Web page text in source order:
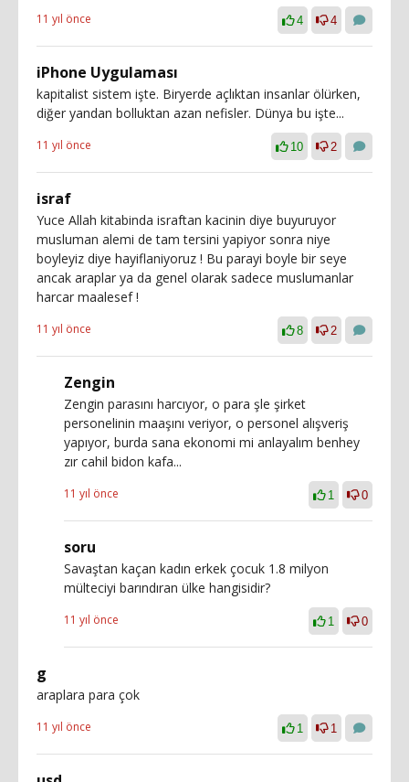
11 yıl önce 4 4
iPhone Uygulaması
kapitalist sistem işte. Biryerde açlıktan insanlar ölürken,
diğer yandan bolluktan azan nefisler. Dünya bu işte...
11 yıl önce 10 2
israf
Yuce Allah kitabinda israftan kacinin diye buyuruyor
musluman alemi de tam tersini yapiyor sonra niye
boyleyiz diye hayiflaniyoruz ! Bu parayi boyle bir seye
ancak araplar ya da genel olarak sadece muslumanlar
harcar maalesef !
11 yıl önce 8 2
Zengin
Zengin parasını harcıyor, o para şle şirket
personelinin maaşını veriyor, o personel alışveriş
yapıyor, burda sana ekonomi mi anlayalım benhey
zır cahil bidon kafa...
11 yıl önce 1 0
soru
Savaştan kaçan kadın erkek çocuk 1.8 milyon
mülteciyi barındıran ülke hangisidir?
11 yıl önce 1 0
g
araplara para çok
11 yıl önce 1 1